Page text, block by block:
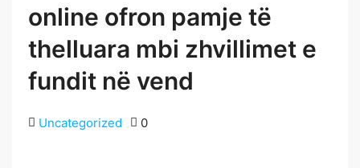
online ofron pamje të
thelluara mbi zhvillimet e
fundit në vend
Uncategorized 0